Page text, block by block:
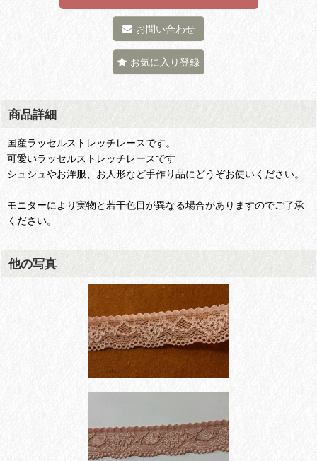
お問い合わせ
お気に入り登録
商品詳細
国産ラッセルストレッチレースです。
可愛いラッセルストレッチレースです
シュシュやお洋服、お人形など手作り品にどうぞお使いください。
モニターにより実物と若干色目が異なる場合がありますのでご了承
ください。
他の写真